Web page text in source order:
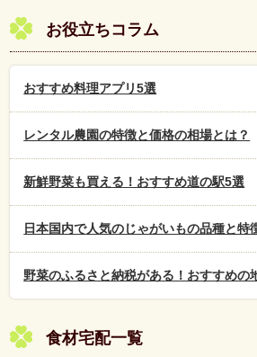
お役立ちコラム
おすすめ料理アプリ5選
レンタル農園の特徴と価格の相場とは？
新鮮野菜も買える！おすすめ道の駅5選
日本国内で人気のじゃがいもの品種と特
野菜のふるさと納税がある！おすすめの
食材宅配一覧